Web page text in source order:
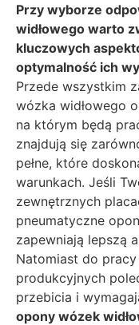
Przy wyborze
widłowego warto
kluczowych
optymalność ich
Przede wszystkim
wózka widłowego
na którym będą
znajdują się
pełne, które
warunkach. Jeśli
zewnętrznych
pneumatyczne
zapewniają lepszą
Natomiast do
produkcyjnych
przebicia i
opony wózek